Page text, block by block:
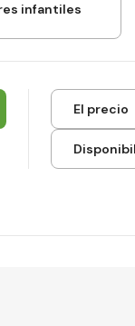
infantiles
El precio